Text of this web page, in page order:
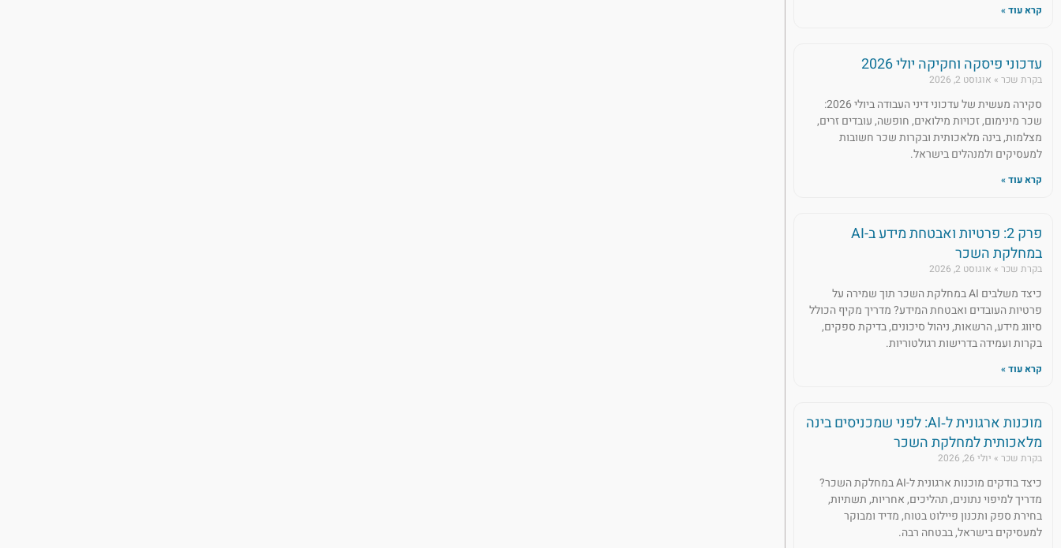
קרא עוד »
עדכוני פיסקה וחקיקה יולי 2026
בקרת שכר אוגוסט 2, 2026
סקירה מעשית של עדכוני דיני העבודה ביולי 2026:
שכר מינימום, זכויות מילואים, חופשה, עובדים זרים,
מצלמות, בינה מלאכותית ובקרות שכר חשובות
למעסיקים ולמנהלים בישראל.
קרא עוד »
פרק 2: פרטיות ואבטחת מידע ב-AI
במחלקת השכר
בקרת שכר אוגוסט 2, 2026
כיצד משלבים AI במחלקת השכר תוך שמירה על
פרטיות העובדים ואבטחת המידע? מדריך מקיף הכולל
סיווג מידע, הרשאות, ניהול סיכונים, בדיקת ספקים,
בקרות ועמידה בדרישות רגולטוריות.
קרא עוד »
מוכנות ארגונית ל‑AI: לפני שמכניסים בינה
מלאכותית למחלקת השכר
בקרת שכר יולי 26, 2026
כיצד בודקים מוכנות ארגונית ל-AI במחלקת השכר?
מדריך למיפוי נתונים, תהליכים, אחריות, תשתיות,
בחירת ספק ותכנון פיילוט בטוח, מדיד ומבוקר
למעסיקים בישראל, בבטחה רבה.